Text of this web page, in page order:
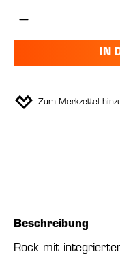
Produkt
IN
Zum Merkzettel
Beschreibung
Rock mit